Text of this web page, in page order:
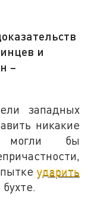
и
–
западных
никакие
могли бы
ударить